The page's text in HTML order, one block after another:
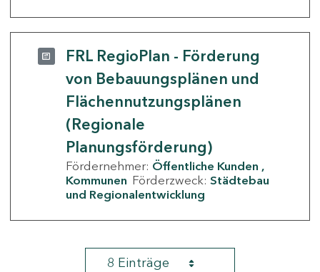
FRL RegioPlan - Förderung
von Bebauungsplänen und
Flächennutzungsplänen
(Regionale
Planungsförderung)
Fördernehmer: Öffentliche Kunden
Kommunen Förderzweck: Städtebau
und Regionalentwicklung
8 Einträge